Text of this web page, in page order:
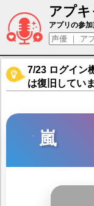
アプキ
嵐（声
アプリの参
7/23 ログイン
は復旧してい
嵐